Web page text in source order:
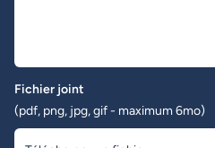
Fichier joint
(pdf, png, jpg, gif - maximum 6mo)